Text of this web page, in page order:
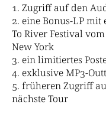
Zugriff auf den
eine Bonus-LP
To River Festival
New York
ein limitiertes
exklusive MP3-
früheren Zugriff
nächste Tour